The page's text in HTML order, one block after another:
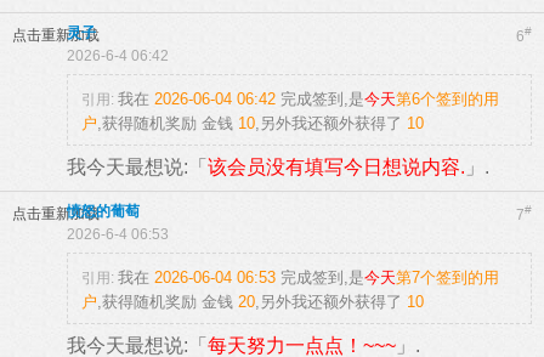
点击重新加载 6#
灵子
2026-6-4 06:42
引用: 我在 2026-06-04 06:42 完成签到,是今天第6个签到的用
户,获得随机奖励 金钱 10,另外我还额外获得了 10
我今天最想说:「 该会员没有填写今日想说内容. 」.
点击重新加载 7#
愤怒的葡萄
2026-6-4 06:53
引用: 我在 2026-06-04 06:53 完成签到,是今天第7个签到的用
户,获得随机奖励 金钱 20,另外我还额外获得了 10
我今天最想说:「 每天努力一点点！~~~ 」.